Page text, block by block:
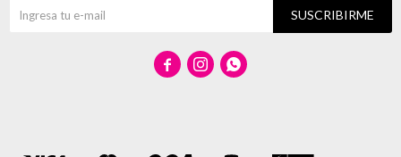
SUSCRIBIRME
  